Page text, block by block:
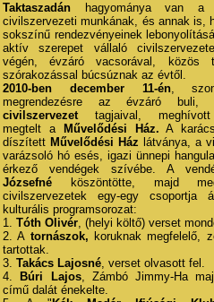
Taktaszadán hagyománya van a
civilszervezeti munkának, és annak is,
sokszínű rendezvényeinek
aktív szerepet vállaló
végén, évzáró vacsorával, közös
szórakozással búcsúznak az évtől.
2010-ben december 11-én,
megrendezésre az évzáró
civilszervezettagjaival, meghívott
megtelt a
Művelődési Ház. A
díszített Művelődési Ház látványa, a
varázsoló hó esés, igazi ünnepi
érkező vendégek szívébe. A
Józsefné köszöntötte, majd
civilszervezetek egy-egy csoportja
kulturális programsorozat:
1. Tóth Olivér, (helyi költő) verset
2. A tornászok, koruknak megfelelő,
tartottak.
3. Takács Lajosné, verset olvasott fel.
4.
Búri Lajos, Zámbó Jimmy-Ha
című dalát énekelte.